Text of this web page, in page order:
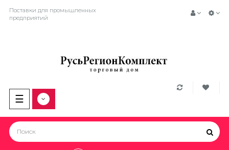
Поставки для промышленных
предприятий
Toggle
navigation
☰